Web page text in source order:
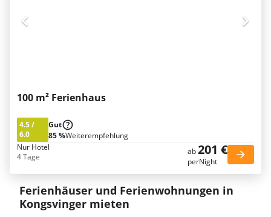
100 m² Ferienhaus
4.5/
6.0
Gut
85 %Weiterempfehlung
Nur Hotel
4 Tage
ab201 €
perNight
Ferienhäuser und Ferienwohnungen in
Kongsvinger mieten